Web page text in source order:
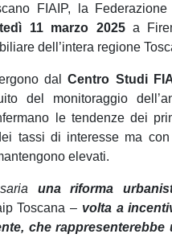
FIAIP, la
11 marzo 2025a
dell’intera regione
dalCentro Studi
del monitoraggio
le tendenze dei
tassi di interesse ma
elevati.
una riforma
Toscana – volta a
che